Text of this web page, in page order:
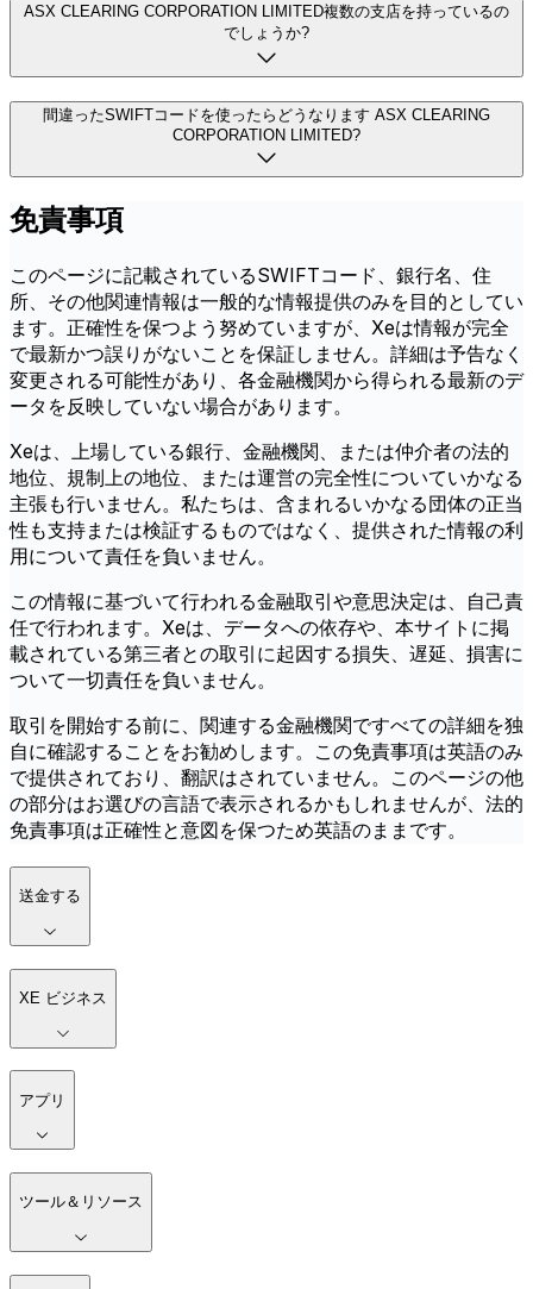
ASX CLEARING CORPORATION LIMITED複数の支店を持っているの
でしょうか?
間違ったSWIFTコードを使ったらどうなります ASX CLEARING
CORPORATION LIMITED?
免責事項
このページに記載されているSWIFTコード、銀行名、住
所、その他関連情報は一般的な情報提供のみを目的としてい
ます。正確性を保つよう努めていますが、Xeは情報が完全
で最新かつ誤りがないことを保証しません。詳細は予告なく
変更される可能性があり、各金融機関から得られる最新のデ
ータを反映していない場合があります。
Xeは、上場している銀行、金融機関、または仲介者の法的
地位、規制上の地位、または運営の完全性についていかなる
主張も行いません。私たちは、含まれるいかなる団体の正当
性も支持または検証するものではなく、提供された情報の利
用について責任を負いません。
この情報に基づいて行われる金融取引や意思決定は、自己責
任で行われます。Xeは、データへの依存や、本サイトに掲
載されている第三者との取引に起因する損失、遅延、損害に
ついて一切責任を負いません。
取引を開始する前に、関連する金融機関ですべての詳細を独
自に確認することをお勧めします。この免責事項は英語のみ
で提供されており、翻訳はされていません。このページの他
の部分はお選びの言語で表示されるかもしれませんが、法的
免責事項は正確性と意図を保つため英語のままです。
送金する
XE ビジネス
アプリ
ツール＆リソース